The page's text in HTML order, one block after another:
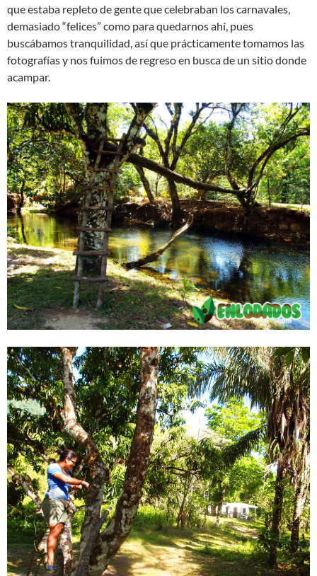
que estaba repleto de gente que celebraban los carnavales,
demasiado “felices” como para quedarnos ahí, pues
buscábamos tranquilidad, así que prácticamente tomamos las
fotografías y nos fuimos de regreso en busca de un sitio donde
acampar.